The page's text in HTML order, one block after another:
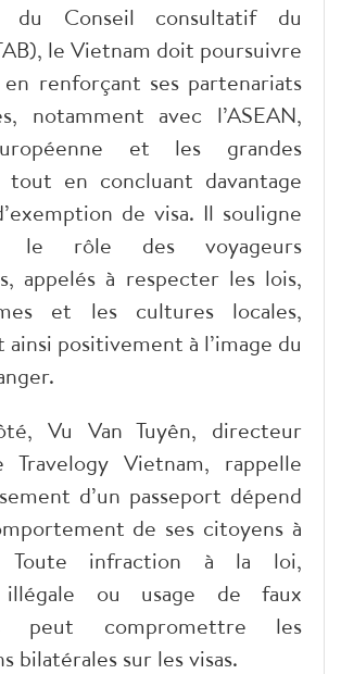
du Conseil consultatif du
le Vietnam doit poursuivre
renforçant ses partenariats
notamment avec l’ASEAN,
et les grandes
tout en concluant davantage
de visa. Il souligne
le rôle des voyageurs
appelés à respecter les lois,
et les cultures locales,
positivement à l’image du
Vu Van Tuyên, directeur
Travelogy Vietnam, rappelle
d’un passeport dépend
de ses citoyens à
Toute infraction à la loi,
illégale ou usage de faux
peut compromettre les
bilatérales sur les visas.